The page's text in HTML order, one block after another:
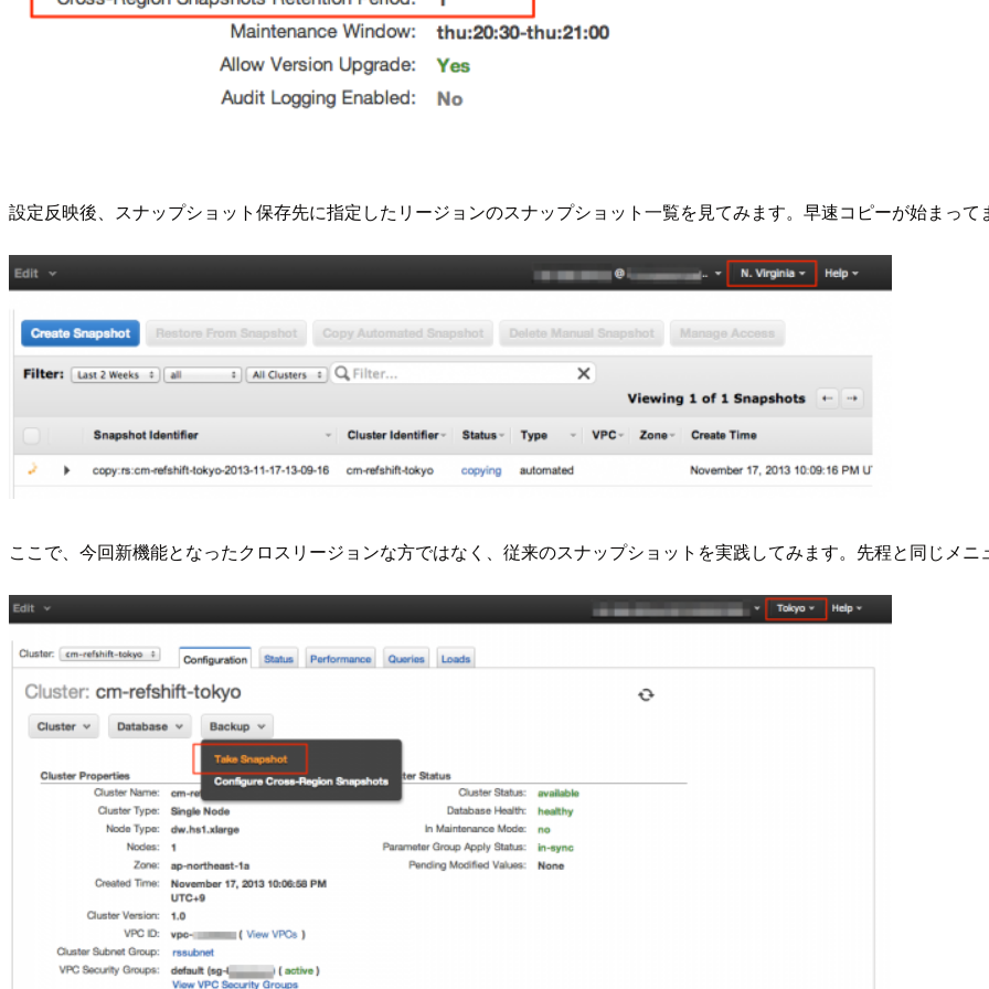
設定反映後、スナップショット保存先に指定したリージョンのスナップショット一覧を見てみます。早速コピーが始まって
ここで、今回新機能となったクロスリージョンな方ではなく、従来のスナップショットを実践してみます。先程と同じメ